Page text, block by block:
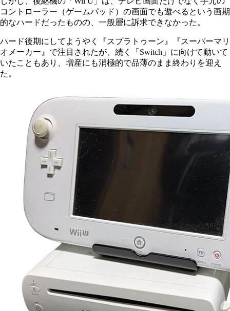
コントローラー（ゲームパッド）の画面でも遊べるという画期
的なハードだったものの、一般層に訴求できなかった。
ハード後期にしてようやく『スプラトゥーン』『スーパーマリ
オメーカー』で注目されたが、続く「Switch」に向けて動いて
いたこともあり、増産にも消極的で品薄のまま終わりを迎え
た。